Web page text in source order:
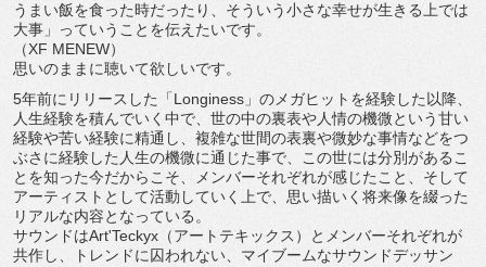
うまい飯を食った時だったり、 そういう小さな幸せが生きる上では
大事」
っていうことを伝えたいです。
（XF MENEW）
思いのままに聴いて欲しいです。
5年前にリリースした「Longiness」 のメガヒットを経験した以降、
人生経験を積んでいく中で、 世の中の裏表や人情の機微という甘い
経験や苦い経験に精通し、 複雑な世間の表裏や微妙な事情などをつ
ぶさに経験した人生の機微に通じた事で、この世には分別があるこ
とを知った今だからこそ、
メンバーそれぞれが感じたこと、 そして
アーティストとして活動していく上で、 思い描いく将来像を綴った
リアルな内容となっている。
サウンドはArt'Teckyx（アートテキックス）
とメンバーそれぞれが
共作し、トレンドに囚われない、 マイブームなサウンドデッサン